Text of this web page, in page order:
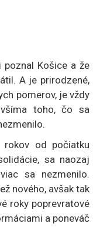
Košice a že
A je prirodzené,
pomerov, je vždy
toho, čo sa
od počiatku
sa naozaj
sa nezmenilo.
nového, avšak tak
roky poprevratové
a poneváč